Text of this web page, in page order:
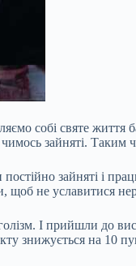
собі святе життя
зайняті.
зайняті і
щоб не уславитися
І прийшли до
знижується на 10